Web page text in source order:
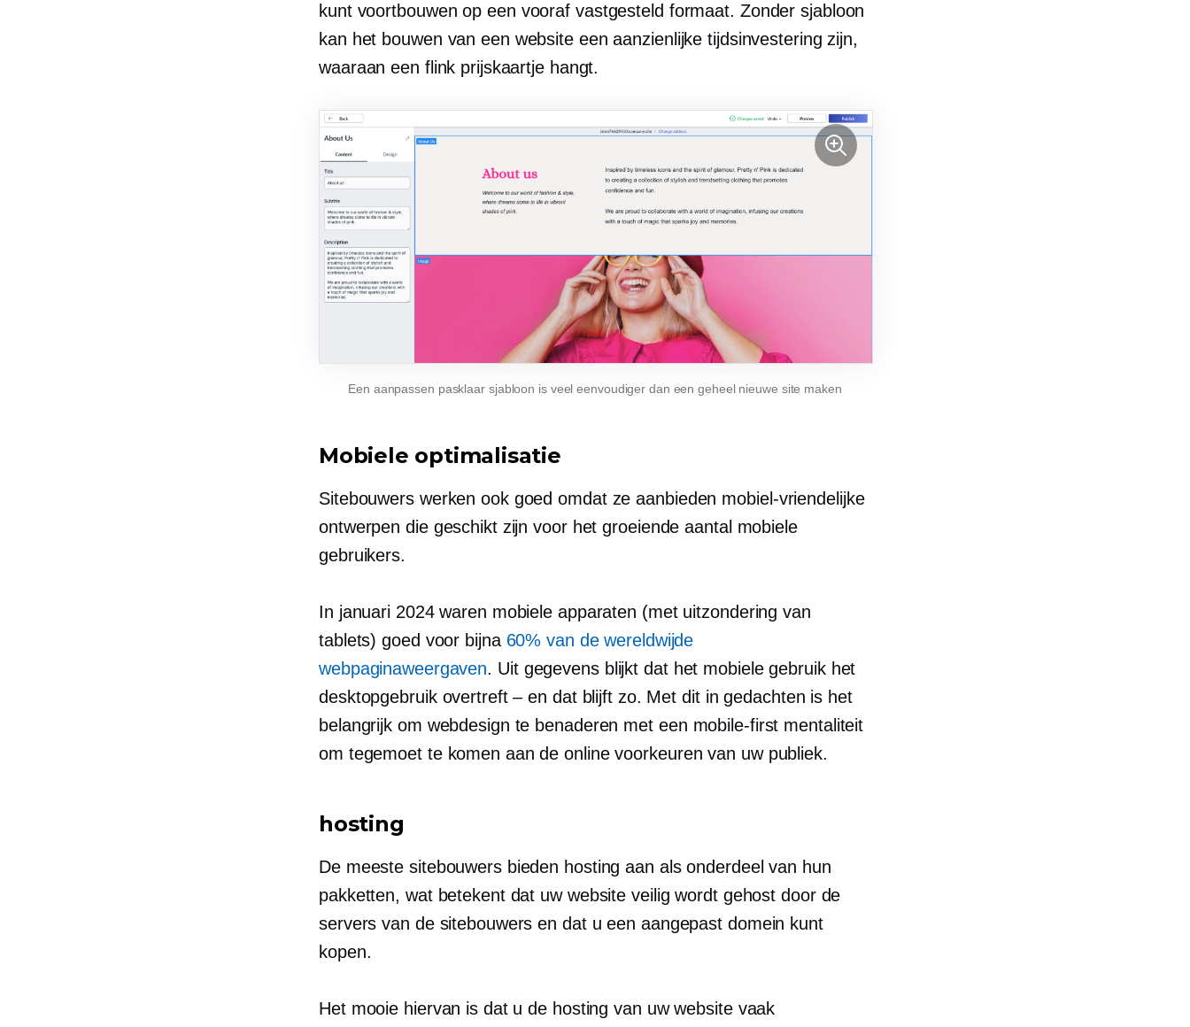
kunt voortbouwen op een vooraf vastgesteld formaat. Zonder sjabloon
kan het bouwen van een website een aanzienlijke tijdsinvestering zijn,
waaraan een flink prijskaartje hangt.
Een aanpassen pasklaar sjabloon is veel eenvoudiger dan een geheel nieuwe site maken
Mobiele optimalisatie
Sitebouwers werken ook goed omdat ze aanbieden mobiel-vriendelijke
ontwerpen die geschikt zijn voor het groeiende aantal mobiele
gebruikers.
In januari 2024 waren mobiele apparaten (met uitzondering van
tablets) goed voor bijna 60% van de wereldwijde
webpaginaweergaven. Uit gegevens blijkt dat het mobiele gebruik het
desktopgebruik overtreft – en dat blijft zo. Met dit in gedachten is het
belangrijk om webdesign te benaderen met een mobile-first mentaliteit
om tegemoet te komen aan de online voorkeuren van uw publiek.
hosting
De meeste sitebouwers bieden hosting aan als onderdeel van hun
pakketten, wat betekent dat uw website veilig wordt gehost door de
servers van de sitebouwers en dat u een aangepast domein kunt
kopen.
Het mooie hiervan is dat u de hosting van uw website vaak